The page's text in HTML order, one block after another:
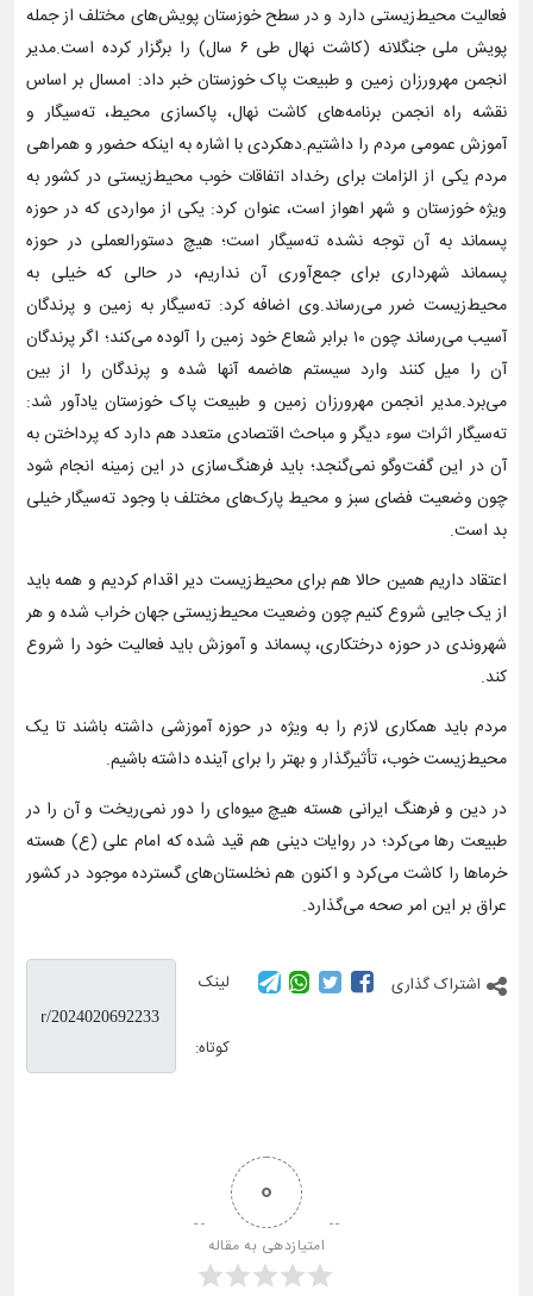
فعالیت محیط‌زیستی دارد و در سطح خوزستان پویش‌های مختلف از جمله
پویش ملی جنگلانه (کاشت نهال طی ۶ سال) را برگزار کرده است.مدیر
انجمن مهرورزان زمین و طبیعت پاک خوزستان خبر داد: امسال بر اساس
نقشه راه انجمن برنامه‌های کاشت نهال، پاکسازی محیط، ته‌سیگار و
آموزش عمومی مردم را داشتیم.دهکردی با اشاره به اینکه حضور و همراهی
مردم یکی از الزامات برای رخداد اتفاقات خوب محیط‌زیستی در کشور به
ویژه خوزستان و شهر اهواز است، عنوان کرد: یکی از مواردی که در حوزه
پسماند به آن توجه نشده ته‌سیگار است؛ هیچ دستورالعملی‌ در حوزه
پسماند شهرداری برای جمع‌آوری آن نداریم، در حالی که خیلی به
محیط‌زیست ضرر می‌رساند.وی اضافه کرد: ته‌سیگار به زمین و پرندگان
آسیب می‌رساند چون ۱۰ برابر شعاع خود زمین را آلوده می‌کند؛ اگر پرندگان
آن را میل کنند وارد سیستم هاضمه آنها شده و پرندگان را از بین
می‌برد.مدیر انجمن مهرورزان زمین و طبیعت پاک خوزستان یادآور شد:
ته‌سیگار اثرات سوء دیگر و مباحث اقتصادی متعدد هم دارد که پرداختن به
آن در این گفت‌وگو نمی‌گنجد؛ باید فرهنگ‌سازی در این زمینه انجام شود
چون وضعیت فضای سبز و محیط پارک‌های مختلف با وجود ته‌سیگار خیلی
بد است.
اعتقاد داریم همین حالا هم برای محیط‌زیست دیر اقدام کردیم و همه باید
از یک جایی شروع کنیم چون وضعیت محیط‌زیستی جهان خراب شده و هر
شهروندی در حوزه درختکاری، پسماند و آموزش باید فعالیت خود را شروع
کند.
مردم باید همکاری لازم را به ویژه در حوزه آموزشی داشته باشند تا یک
محیط‌زیست خوب، تأثیرگذار و بهتر را برای آینده داشته باشیم.
در دین و فرهنگ ایرانی هسته هیچ میوه‌ای را دور نمی‌ریخت و آن را در
طبیعت رها می‌کرد؛ در روایات دینی هم قید شده که امام علی (ع) هسته
خرماها را کاشت می‌کرد و اکنون هم نخلستان‌های گسترده موجود در کشور
عراق بر این امر صحه می‌گذارد.
اشتراک گذاری لینک
کوتاه:
0
امتیازدهی به مقاله